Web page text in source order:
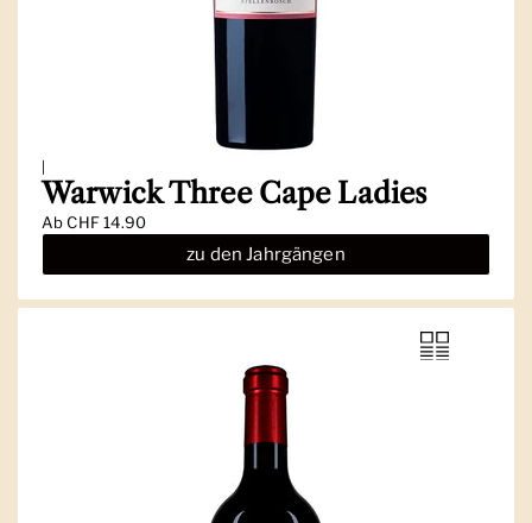
|
Warwick Three Cape Ladies
AbCHF 14.90
zu den Jahrgängen